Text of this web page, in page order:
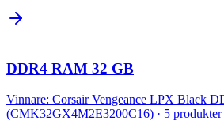
DDR4 RAM 32 GB
Vinnare: Corsair Vengeance LPX Black
(CMK32GX4M2E3200C16) · 5 produkter